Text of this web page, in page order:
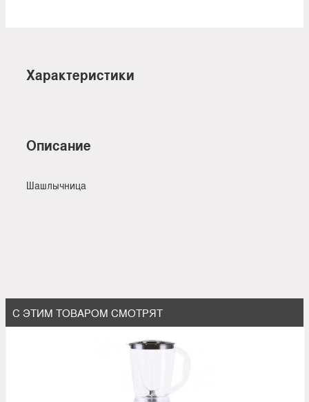
Характеристики
Описание
Шашлычница
С ЭТИМ ТОВАРОМ СМОТРЯТ